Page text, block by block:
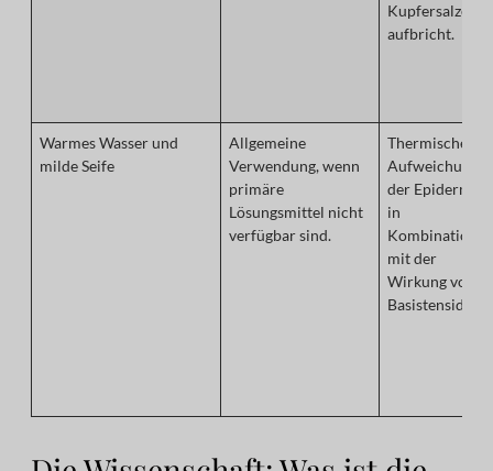
Kupfersalze
aufbricht.
Warmes Wasser und
milde Seife
Allgemeine
Verwendung, wenn
primäre
Lösungsmittel nicht
verfügbar sind.
Thermische
Aufweichung
der Epidermis
in
Kombination
mit der
Wirkung von
Basistensiden.